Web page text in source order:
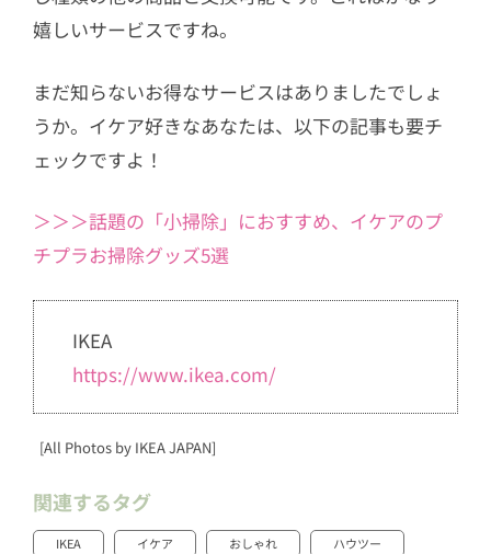
嬉しいサービスですね。
まだ知らないお得なサービスはありましたでしょ
うか。イケア好きなあなたは、以下の記事も要チ
ェックですよ！
＞＞＞話題の「小掃除」におすすめ、イケアのプ
チプラお掃除グッズ5選
IKEA
https://www.ikea.com/
[All Photos by IKEA JAPAN]
関連するタグ
IKEA イケア おしゃれ ハウツー